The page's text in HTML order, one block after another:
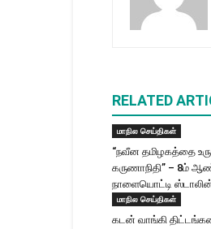
RELATED
மாநில செய்திகள்
“நவீன தமிழகத்தை
கருணாநிதி” – 8ம்
நாளையொட்டி ஸ்டாலின்
மாநில செய்திகள்
கடன் வாங்கி